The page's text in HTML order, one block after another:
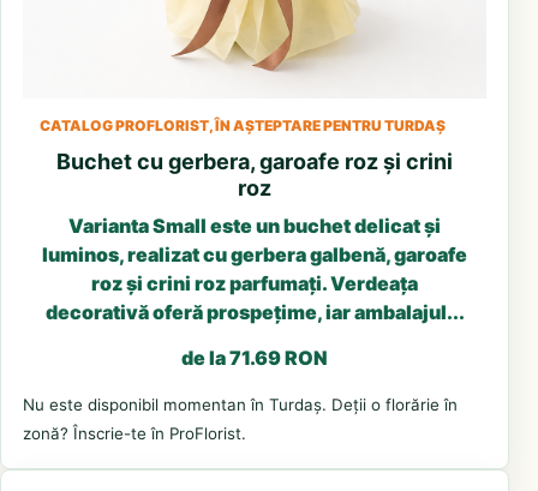
CATALOG PROFLORIST, ÎN AȘTEPTARE PENTRU TURDAȘ
Buchet cu gerbera, garoafe roz și crini
roz
Varianta Small este un buchet delicat și
luminos, realizat cu gerbera galbenă, garoafe
roz și crini roz parfumați. Verdeața
decorativă oferă prospețime, iar ambalajul...
de la 71.69 RON
Nu este disponibil momentan în Turdaș. Deții o florărie în
zonă? Înscrie-te în ProFlorist.